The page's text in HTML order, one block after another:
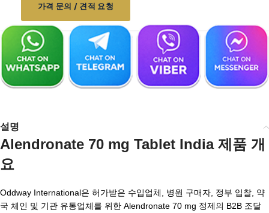
가격 문의 / 견적 요청
설명
Alendronate 70 mg Tablet India제품 개
요
Oddway International은 허가받은 수입업체, 병원 구매자, 정부 입찰, 약
국 체인 및 기관 유통업체를 위한 Alendronate 70 mg 정제의 B2B 조달